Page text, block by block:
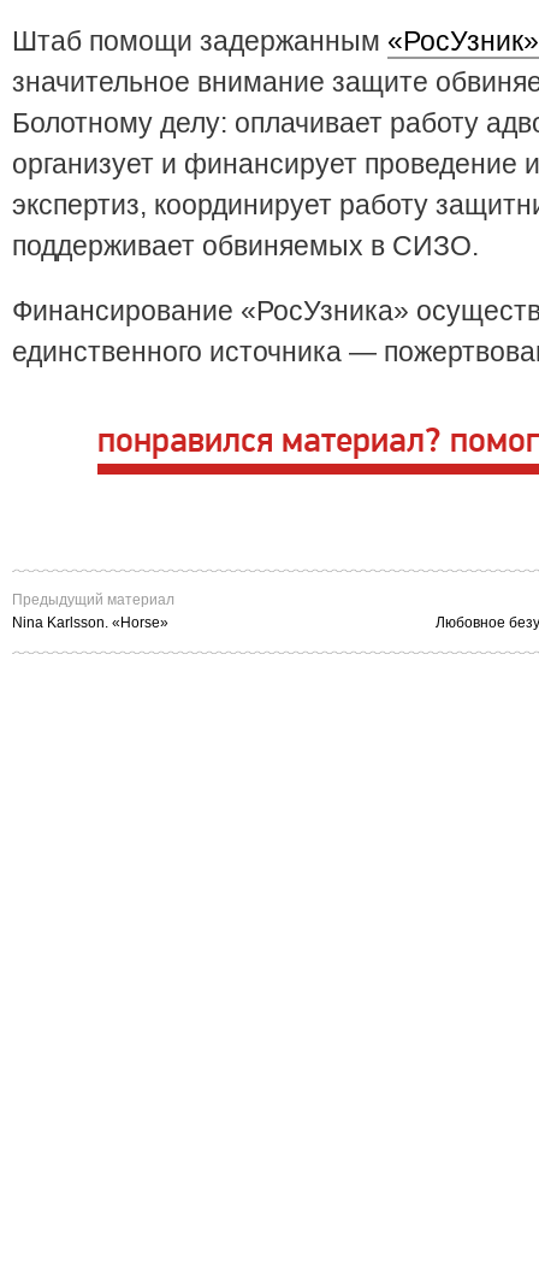
Штаб помощи задержанным «РосУзник»
значительное внимание защите
Болотному делу: оплачивает работу
организует и финансирует проведение
экспертиз, координирует работу
поддерживает обвиняемых в СИЗО.
Финансирование «РосУзника»
единственного источника —
понравился материал?
Предыдущий материал
Nina Karlsson. «Horse»
Любовное